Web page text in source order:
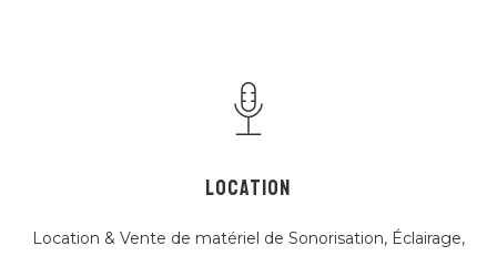
LOCATION
Location & Vente de matériel de Sonorisation, Éclairage,